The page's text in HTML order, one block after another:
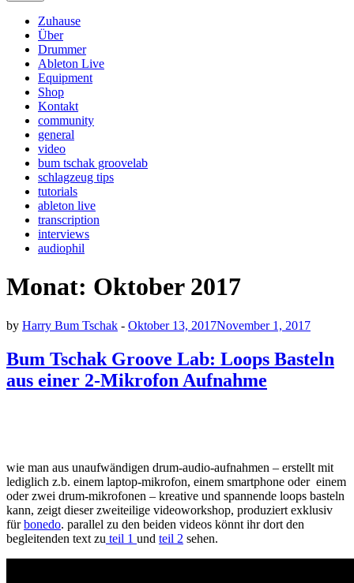
Zuhause
Über
Drummer
Ableton Live
Equipment
Shop
Kontakt
community
general
video
bum tschak groovelab
schlagzeug tips
tutorials
ableton live
transcription
interviews
audiophil
Monat: Oktober 2017
by Harry Bum Tschak - Oktober 13, 2017November 1, 2017
Bum Tschak Groove Lab: Loops Basteln
aus einer 2-Mikrofon Aufnahme
wie man aus unaufwändigen drum-audio-aufnahmen – erstellt mit
lediglich z.b. einem laptop-mikrofon, einem smartphone oder einem
oder zwei drum-mikrofonen – kreative und spannende loops basteln
kann, zeigt dieser zweiteilige videoworkshop, produziert exklusiv
fürbonedo. parallel zu den beiden videos könnt ihr dort den
begleitenden text zu teil 1 und teil 2 sehen.